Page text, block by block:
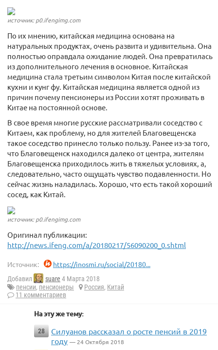
источник: p0.ifengimg.com
По их мнению, китайская медицина основана на
натуральных продуктах, очень развита и удивительна. Она
полностью оправдала ожидание людей. Она превратилась
из дополнительного лечения в основное. Китайская
медицина стала третьим символом Китая после китайской
кухни и кунг фу. Китайская медицина является одной из
причин почему пенсионеры из России хотят проживать в
Китае на постоянной основе.
В свое время многие русские рассматривали соседство с
Китаем, как проблему, но для жителей Благовещенска
такое соседство принесло только пользу. Ранее из-за того,
что Благовещенск находился далеко от центра, жителям
Благовещенска приходилось жить в тяжелых условиях, а,
следовательно, часто ощущать чувство подавленности. Но
сейчас жизнь наладилась. Хорошо, что есть такой хороший
сосед, как Китай.
источник: p0.ifengimg.com
Оригинал публикации:
http://news.ifeng.com/a/20180217/56090200_0.shtml
Источник: https://inosmi.ru/social/20180...
Добавил suare 4 Марта 2018
пенсии, пенсионеры Россия, Китай
11 комментариев
На эту же тему:
28
Силуанов рассказал о росте пенсий в 2019
году — 24 Октября 2018